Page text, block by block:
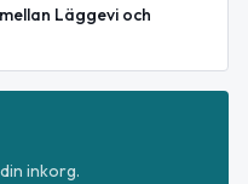
Läggevi och
inkorg.